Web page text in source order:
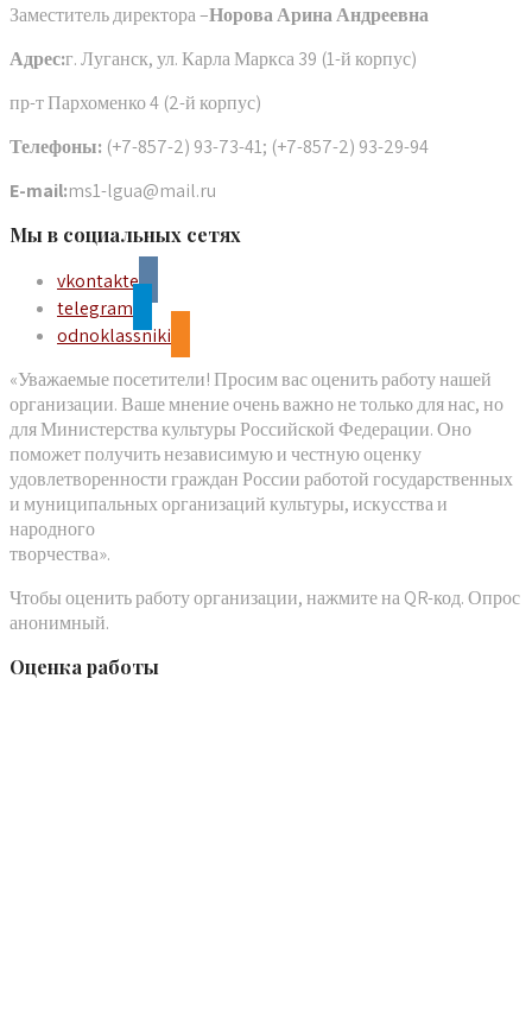
Заместитель директора –Норова Арина Андреевна
Адрес:г. Луганск, ул. Карла Маркса 39 (1-й корпус)
пр-т Пархоменко 4 (2-й корпус)
Телефоны: (+7-857-2) 93-73-41; (+7-857-2) 93-29-94
E-mail:ms1-lgua@mail.ru
Мы в социальных сетях
vkontakte
telegram
odnoklassniki
«Уважаемые посетители! Просим вас оценить работу нашей
организации. Ваше мнение очень важно не только для нас, но
для Министерства культуры Российской Федерации. Оно
поможет получить независимую и честную оценку
удовлетворенности граждан России работой государственных
и муниципальных организаций культуры, искусства и
народного
творчества».
Чтобы оценить работу организации, нажмите на QR-код. Опрос
анонимный.
Оценка работы